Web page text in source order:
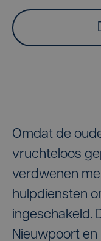
Omdat de
vruchteloos
verdwenen
hulpdiensten
ingeschakeld.
Nieuwpoort